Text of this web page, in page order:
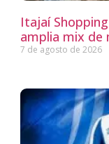
Itajaí
amplia mix de
7 de agosto de 2026